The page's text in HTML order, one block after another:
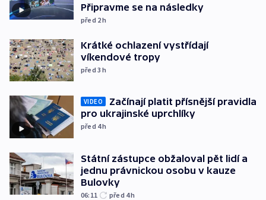
Připravme se na následky
před 2h
Krátké ochlazení vystřídají
víkendové tropy
před 3h
VIDEO
Začínají platit přísnější pravidla
pro ukrajinské uprchlíky
před 4h
Státní zástupce obžaloval pět lidí a
jednu právnickou osobu v kauze
Bulovky
06:11 před 4h